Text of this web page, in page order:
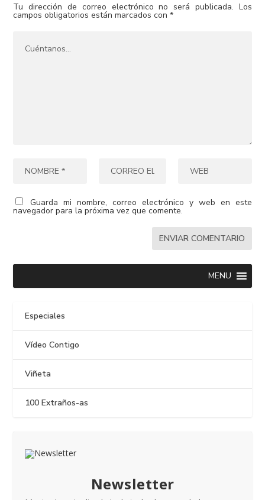
Tu dirección de correo electrónico no será publicada. Los
campos obligatorios están marcados con*
Guarda mi nombre, correo electrónico y web en este
navegador para la próxima vez que comente.
MENU
Especiales
Vídeo Contigo
Viñeta
100 Extraños-as
Newsletter